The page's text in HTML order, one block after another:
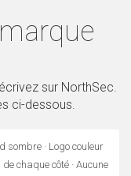
sur NorthSec.
ci-dessous.
sombre · Logo couleur
chaque côté · Aucune